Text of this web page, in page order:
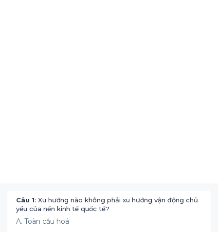
Câu 1: Xu hướng nào không phải xu hướng vận động chủ
yếu của nền kinh tế quốc tế?
A. Toàn cầu hoá